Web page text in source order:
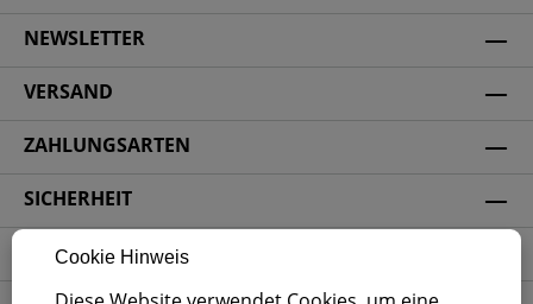
NEWSLETTER
VERSAND
ZAHLUNGSARTEN
SICHERHEIT
SOCIAL MEDIA
Cookie Hinweis